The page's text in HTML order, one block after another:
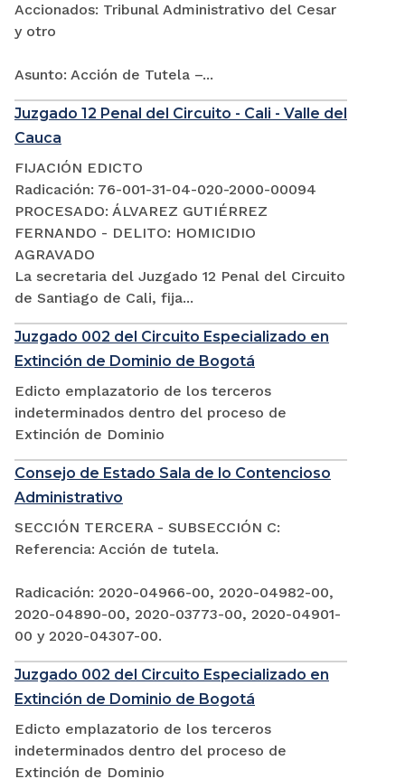
Accionados: Tribunal Administrativo del Cesar
y otro
Asunto: Acción de Tutela –...
Juzgado 12 Penal del Circuito - Cali - Valle del
Cauca
FIJACIÓN EDICTO
Radicación: 76-001-31-04-020-2000-00094
PROCESADO: ÁLVAREZ GUTIÉRREZ
FERNANDO - DELITO: HOMICIDIO
AGRAVADO
La secretaria del Juzgado 12 Penal del Circuito
de Santiago de Cali, fija...
Juzgado 002 del Circuito Especializado en
Extinción de Dominio de Bogotá
Edicto emplazatorio de los terceros
indeterminados dentro del proceso de
Extinción de Dominio
Consejo de Estado Sala de lo Contencioso
Administrativo
SECCIÓN TERCERA - SUBSECCIÓN C:
Referencia: Acción de tutela.
Radicación: 2020-04966-00, 2020-04982-00,
2020-04890-00, 2020-03773-00, 2020-04901-
00 y 2020-04307-00.
Juzgado 002 del Circuito Especializado en
Extinción de Dominio de Bogotá
Edicto emplazatorio de los terceros
indeterminados dentro del proceso de
Extinción de Dominio